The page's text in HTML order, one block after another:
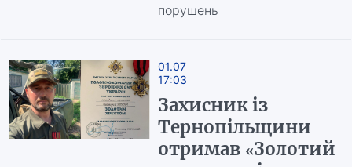
порушень
01.07
17:03
Захисник із
Тернопільщини
отримав «Золотий